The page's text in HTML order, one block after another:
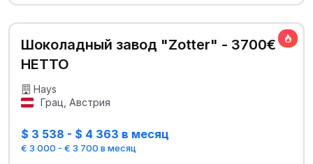
Шоколадный завод "Zotter" - 3700€
НЕТТО
Hays
Грац, Австрия
$ 3 538 - $ 4 363 в месяц
€ 3 000 - € 3 700 в месяц